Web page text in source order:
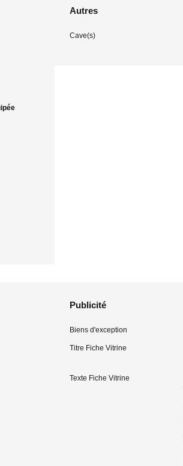
Autres
Cave(s)
Publicité
Biens d'exception
Titre Fiche Vitrine
Texte Fiche Vitrine